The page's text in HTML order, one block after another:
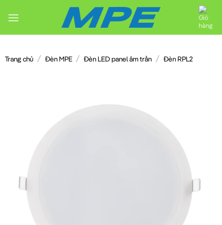
đến
Trang chủ / Đèn MPE / Đèn LED panel âm trần / Đèn RPL2